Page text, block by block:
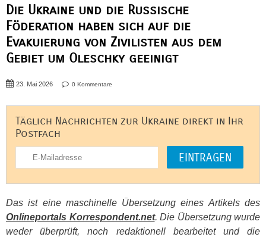
Die Ukraine und die Russische
Föderation haben sich auf die
Evakuierung von Zivilisten aus dem
Gebiet um Oleschky geeinigt
23. Mai 2026 0 Kommentare
Täglich Nachrichten zur Ukraine direkt in Ihr
Postfach
Das ist eine maschinelle Übersetzung eines Artikels des
Onlineportals Korrespondent.net. Die Übersetzung wurde
weder überprüft, noch redaktionell bearbeitet und die